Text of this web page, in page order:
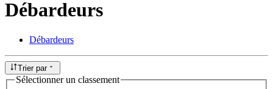
Débardeurs
Débardeurs
Trier par
Sélectionner un classement